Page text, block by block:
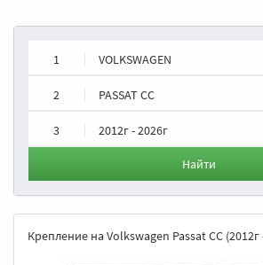
1 VOLKSWAGEN
2 PASSAT CC
3 2012г - 2026г
Найти
Крепление на Volkswagen Passat CC (2012г